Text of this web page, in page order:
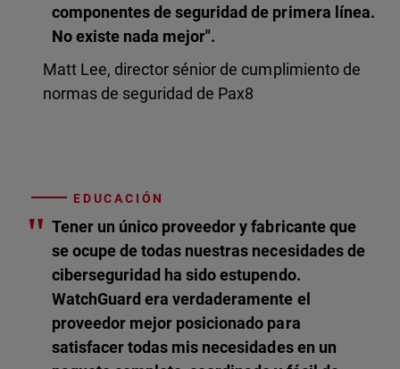
componentes de seguridad de primera línea.
No existe nada mejor".
Matt Lee, director sénior de cumplimiento de
normas de seguridad de Pax8
EDUCACIÓN
" Tener un único proveedor y fabricante que
se ocupe de todas nuestras necesidades de
ciberseguridad ha sido estupendo.
WatchGuard era verdaderamente el
proveedor mejor posicionado para
satisfacer todas mis necesidades en un